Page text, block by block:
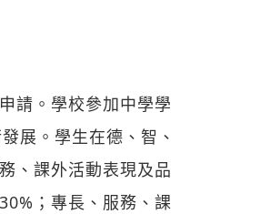
請。學校參加中學學
展。學生在德、智、
、課外活動表現及品
；專長、服務、課